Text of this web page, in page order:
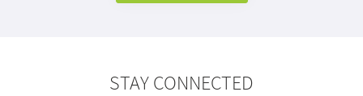
STAY CONNECTED